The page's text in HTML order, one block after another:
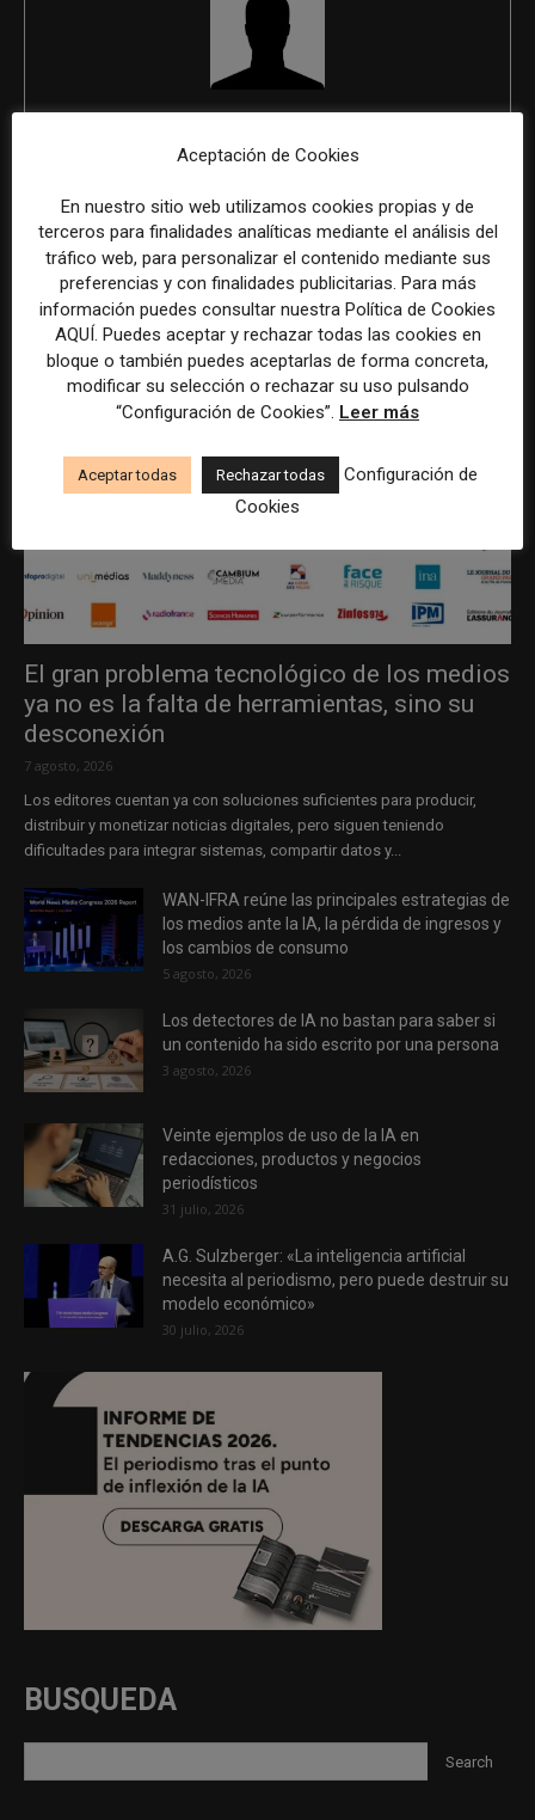
ÚLTIMOS ARTÍCULOS
El gran problema tecnológico de los medios
ya no es la falta de herramientas, sino su
desconexión
7 agosto, 2026
Los editores cuentan ya con soluciones suficientes para producir,
distribuir y monetizar noticias digitales, pero siguen teniendo
dificultades para integrar sistemas, compartir datos y...
WAN-IFRA reúne las principales estrategias de
los medios ante la IA, la pérdida de ingresos y
los cambios de consumo
5 agosto, 2026
Los detectores de IA no bastan para saber si
un contenido ha sido escrito por una persona
3 agosto, 2026
Veinte ejemplos de uso de la IA en
redacciones, productos y negocios
periodísticos
31 julio, 2026
A.G. Sulzberger: «La inteligencia artificial
necesita al periodismo, pero puede destruir su
modelo económico»
30 julio, 2026
BUSQUEDA
Aceptación de Cookies
En nuestro sitio web utilizamos cookies propias y de
terceros para finalidades analíticas mediante el análisis del
tráfico web, para personalizar el contenido mediante sus
preferencias y con finalidades publicitarias. Para más
información puedes consultar nuestra Política de Cookies
AQUÍ. Puedes aceptar y rechazar todas las cookies en
bloque o también puedes aceptarlas de forma concreta,
modificar su selección o rechazar su uso pulsando
“Configuración de Cookies”. Leer más
Aceptar todas Rechazar todas
Configuración de
Cookies